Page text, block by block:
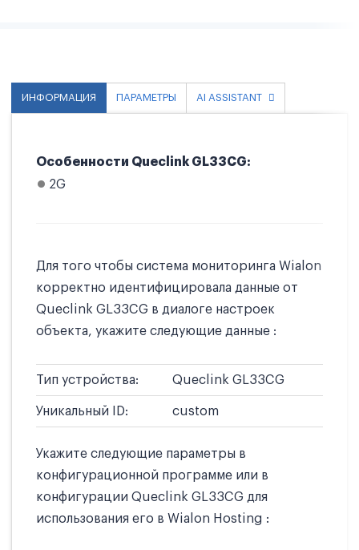
ИНФОРМАЦИЯ ПАРАМЕТРЫ AI ASSISTANT
Особенности Queclink GL33CG:
2G
Для того чтобы система мониторинга Wialon
корректно идентифицировала данные от
Queclink GL33CG в диалоге настроек
объекта, укажите следующие данные :
Тип устройства: Queclink GL33CG
Уникальный ID: custom
Укажите следующие параметры в
конфигурационной программе или в
конфигурации Queclink GL33CG для
использования его в Wialon Hosting :